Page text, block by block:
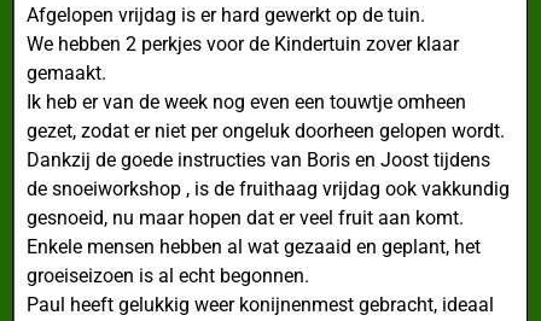
Afgelopen vrijdag is er hard gewerkt op de tuin.
We hebben 2 perkjes voor de Kindertuin zover klaar
gemaakt.
Ik heb er van de week nog even een touwtje omheen
gezet, zodat er niet per ongeluk doorheen gelopen wordt.
Dankzij de goede instructies van Boris en Joost tijdens
de snoeiworkshop , is de fruithaag vrijdag ook vakkundig
gesnoeid, nu maar hopen dat er veel fruit aan komt.
Enkele mensen hebben al wat gezaaid en geplant, het
groeiseizoen is al echt begonnen.
Paul heeft gelukkig weer konijnenmest gebracht, ideaal